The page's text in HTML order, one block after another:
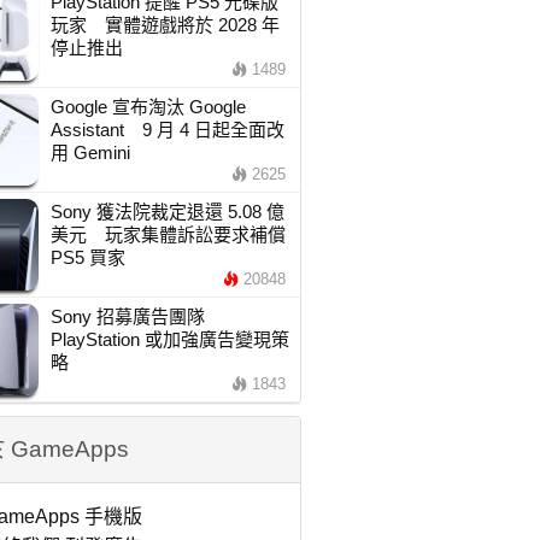
玩家 實體遊戲將於 2028 年
停止推出
1489
Google 宣布淘汰 Google
Assistant 9 月 4 日起全面改
用 Gemini
2625
Sony 獲法院裁定退還 5.08 億
美元 玩家集體訴訟要求補償
PS5 買家
20848
Sony 招募廣告團隊
PlayStation 或加強廣告變現策
略
1843
GameApps
手機版